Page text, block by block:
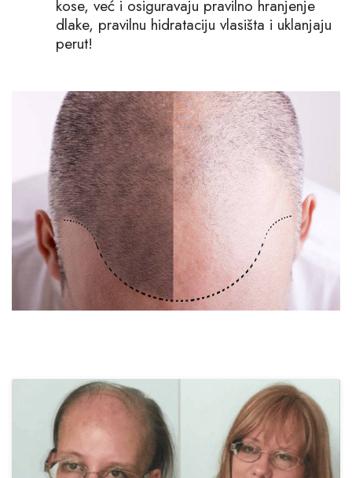
kose, već i osiguravaju pravilno hranjenje
dlake, pravilnu hidrataciju vlasišta i uklanjaju
perut!